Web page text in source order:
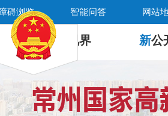
碍浏览 智能问答 网站
新 视界 新公